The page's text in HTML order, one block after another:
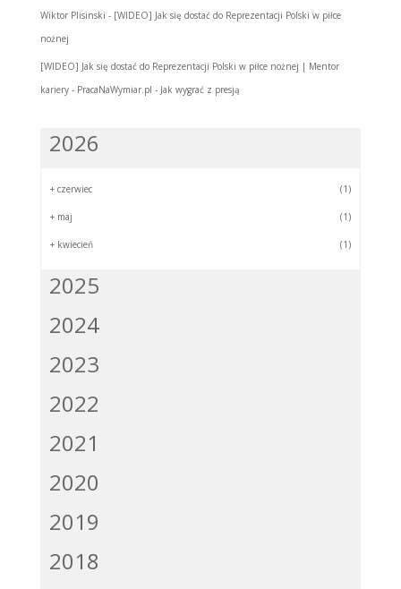
Wiktor Plisinski - [WIDEO] Jak się dostać do Reprezentacji Polski w piłce
nożnej
[WIDEO] Jak się dostać do Reprezentacji Polski w piłce nożnej | Mentor
kariery - PracaNaWymiar.pl - Jak wygrać z presją
2026
+ czerwiec (1)
+ maj (1)
+ kwiecień (1)
2025
2024
2023
2022
2021
2020
2019
2018